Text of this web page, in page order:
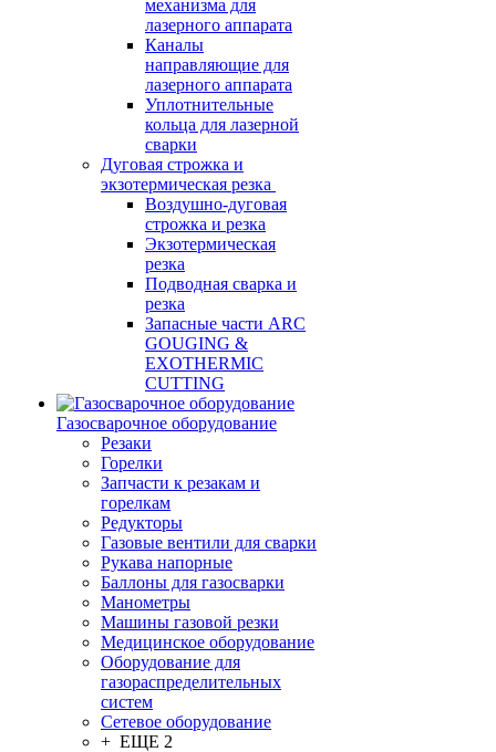
механизма для
лазерного аппарата
Каналы
направляющие для
лазерного аппарата
Уплотнительные
кольца для лазерной
сварки
Дуговая строжка и
экзотермическая резка
Воздушно-дуговая
строжка и резка
Экзотермическая
резка
Подводная сварка и
резка
Запасные части ARC
GOUGING &
EXOTHERMIC
CUTTING
Газосварочное оборудование
Резаки
Горелки
Запчасти к резакам и
горелкам
Редукторы
Газовые вентили для сварки
Рукава напорные
Баллоны для газосварки
Манометры
Машины газовой резки
Медицинское оборудование
Оборудование для
газораспределительных
систем
Сетевое оборудование
+ ЕЩЕ 2